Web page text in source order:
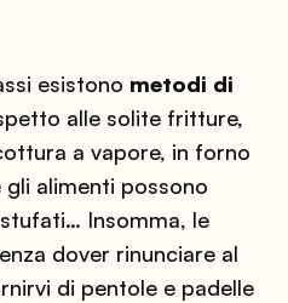
esistono metodi di
alle solite fritture,
a vapore, in forno
alimenti possono
Insomma, le
dover rinunciare al
di pentole e padelle